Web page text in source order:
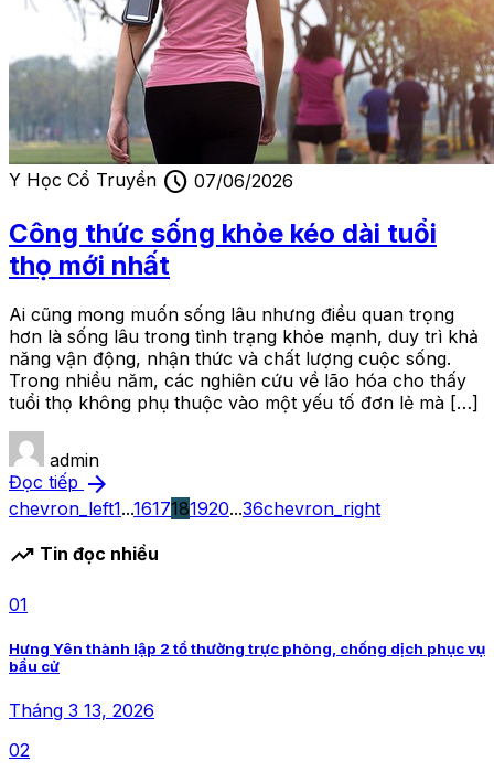
Y Học Cổ Truyền schedule 07/06/2026
Công thức sống khỏe kéo dài tuổi
thọ mới nhất
Ai cũng mong muốn sống lâu nhưng điều quan trọng
hơn là sống lâu trong tình trạng khỏe mạnh, duy trì khả
năng vận động, nhận thức và chất lượng cuộc sống.
Trong nhiều năm, các nghiên cứu về lão hóa cho thấy
tuổi thọ không phụ thuộc vào một yếu tố đơn lẻ mà […]
admin
Đọc tiếp arrow_forward
chevron_left1...1617181920...36chevron_right
trending_up Tin đọc nhiều
01
Hưng Yên thành lập 2 tổ thường trực phòng, chống dịch phục vụ
bầu cử
Tháng 3 13, 2026
02